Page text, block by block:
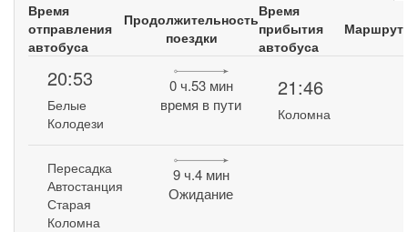
Время
отправления
автобуса
Продолжительность
поездки
Время
прибытия
автобуса
Маршрут
20:53
Белые
Колодези
0 ч.53 мин
время в пути
21:46
Коломна
Пересадка
Автостанция
Старая
Коломна
9 ч.4 мин
Ожидание